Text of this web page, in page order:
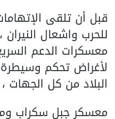
قبل أن تلقى
للحرب واشعال
معسكرات الدعم
لأغراض تحكم
البلاد من كل الجهات
معسكر جبل سكراب